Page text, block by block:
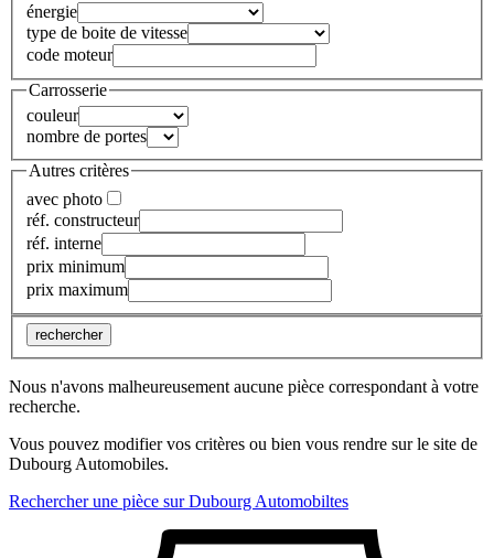
énergie
type de boite de vitesse
code moteur
Carrosserie
couleur
nombre de portes
Autres critères
avec photo
réf. constructeur
réf. interne
prix minimum
prix maximum
rechercher
Nous n'avons malheureusement aucune pièce correspondant à votre
recherche.
Vous pouvez modifier vos critères ou bien vous rendre sur le site de
Dubourg Automobiles.
Rechercher une pièce sur Dubourg Automobiltes